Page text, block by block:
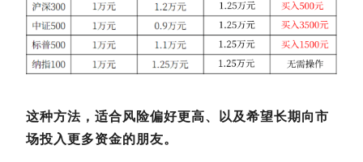
这种方法，适合风险偏好更高、以及希望长期向市
场投入更多资金的朋友。